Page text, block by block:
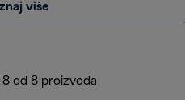
više
8 od 8 proizvoda